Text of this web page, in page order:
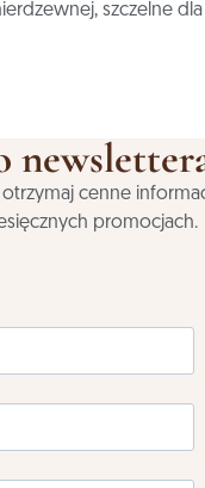
szczelne
otrzymaj cenne
promocjach.